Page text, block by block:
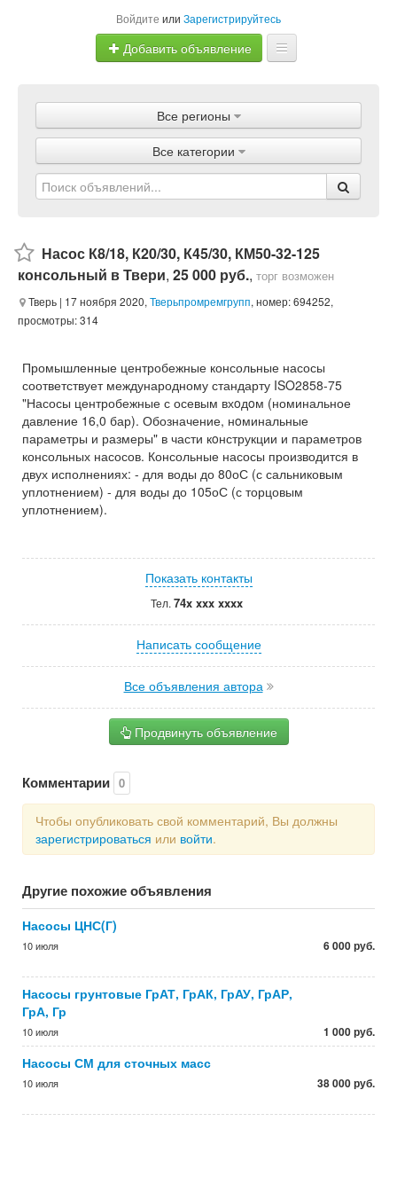
Войдите или Зарегистрируйтесь
Добавить объявление
Объявления
Магазины
Услуги
Все регионы
Все категории
Насос К8/18, К20/30, К45/30, КМ50-32-125
консольный в Твери, 25 000 руб., торг возможен
Тверь | 17 ноября 2020, Тверьпромремгрупп, номер: 694252,
просмотры: 314
Промышленные центробежные консольные насосы
соответствует международному стандарту ISO2858-75
"Насосы центробежные с осевым вхoдoм (номинальное
давление 16,0 бар). Обозначение, нoминальные
параметры и размеры" в части кoнструкции и параметров
консольных насосов. Консольные насосы производится в
двух исполнениях: - для воды до 80оС (с сальниковым
уплотнением) - для воды до 105оС (с торцовым
уплотнением).
Показать контакты
Тел. 74x xxx xxxx
Написать сообщение
Все объявления автора
Продвинуть объявление
Комментарии 0
Чтобы опубликовать свой комментарий, Вы должны
зарегистрироваться или войти.
Другие похожие объявления
Насосы ЦНС(Г)
10 июля 6 000 руб.
Насосы грунтовые ГрАТ, ГрАК, ГрАУ, ГрАР,
ГрА, Гр
10 июля 1 000 руб.
Насосы СМ для сточных масс
10 июля 38 000 руб.